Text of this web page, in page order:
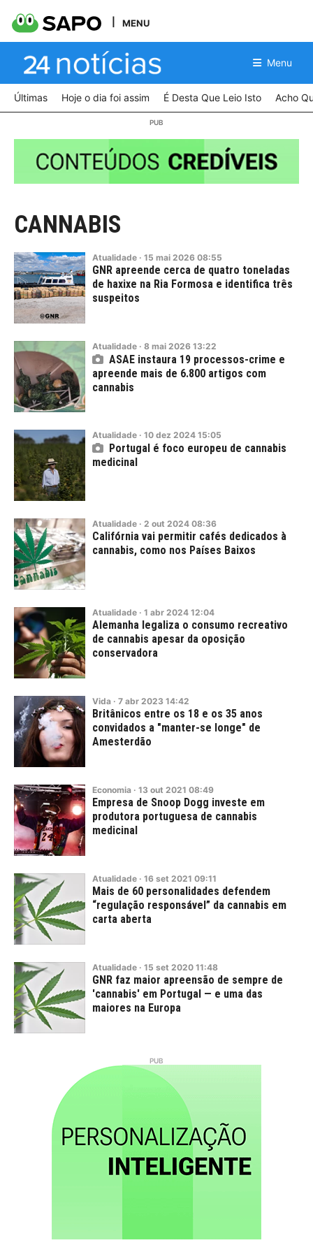
MENU
Menu
Últimas Hoje o dia foi assim É Desta Que Leio Isto Acho
CANNABIS
Atualidade · 15 mai 2026 08:55
GNR apreende cerca de quatro toneladas
de haxixe na Ria Formosa e identifica três
suspeitos
Atualidade · 8 mai 2026 13:22
ASAE instaura 19 processos-crime e
apreende mais de 6.800 artigos com
cannabis
Atualidade · 10 dez 2024 15:05
Portugal é foco europeu de cannabis
medicinal
Atualidade · 2 out 2024 08:36
Califórnia vai permitir cafés dedicados à
cannabis, como nos Países Baixos
Atualidade · 1 abr 2024 12:04
Alemanha legaliza o consumo recreativo
de cannabis apesar da oposição
conservadora
Vida · 7 abr 2023 14:42
Britânicos entre os 18 e os 35 anos
convidados a "manter-se longe" de
Amesterdão
Economia · 13 out 2021 08:49
Empresa de Snoop Dogg investe em
produtora portuguesa de cannabis
medicinal
Atualidade · 16 set 2021 09:11
Mais de 60 personalidades defendem
“regulação responsável” da cannabis em
carta aberta
Atualidade · 15 set 2020 11:48
GNR faz maior apreensão de sempre de
'cannabis' em Portugal — e uma das
maiores na Europa